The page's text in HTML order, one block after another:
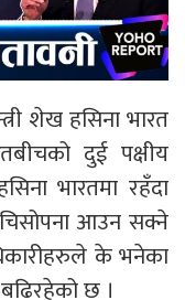
शेख हसिना भारत
दुई पक्षीय
भारतमा रहँदा
आउन सक्ने
के भनेका
छ ।